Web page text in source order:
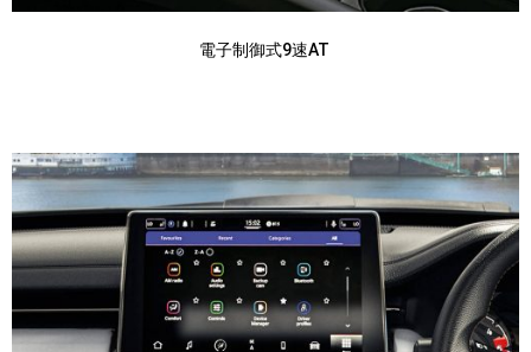
電子制御式9速AT